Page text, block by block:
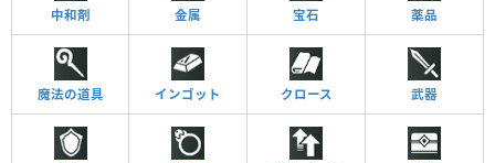
中和剤 金属 宝石 薬品
魔法の道具 インゴット クロース 武器